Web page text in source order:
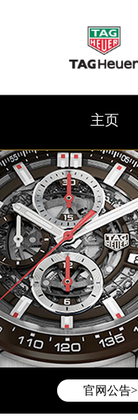
主页
官网公告>